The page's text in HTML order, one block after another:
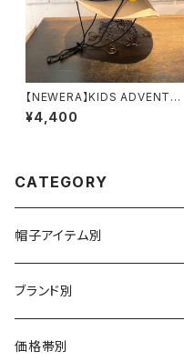
【NEWERA】KIDS ADVENTU
TE LIGHT Seersucker 14
112000 14112001
¥4,400
CATEGORY
帽子アイテム別
ハット
布帛（布・ニット・レザー等）
キャスケット
ブランド別
CA4LA / カシラ
価格帯別